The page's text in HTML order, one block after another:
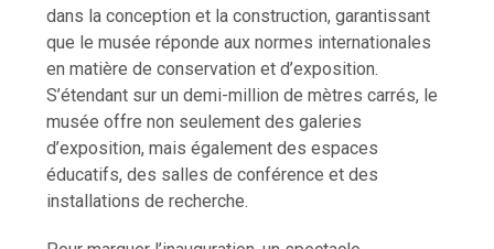
dans la conception et la construction, garantissant
que le musée réponde aux normes internationales
en matière de conservation et d’exposition.
S’étendant sur un demi-million de mètres carrés, le
musée offre non seulement des galeries
d’exposition, mais également des espaces
éducatifs, des salles de conférence et des
installations de recherche.